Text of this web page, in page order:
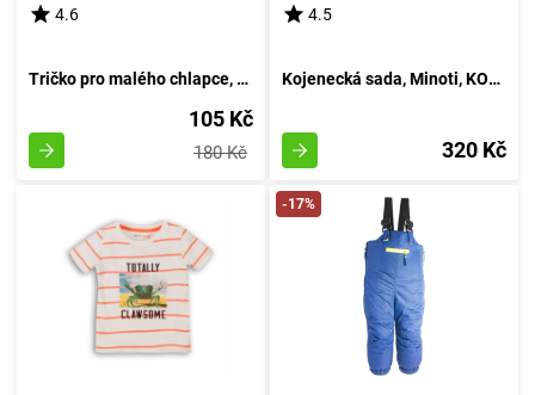
4.6
Tričko pro malého chlapce, s dlouhými rukávy, od značky Wendee, v tmavě modrém provedení - velikost 98 | Věk 3 roky
105 Kč
180 Kč
4.5
Kojenecká sada, Minoti, KOKOS 3, žluté - 86/92
320 Kč
-17%